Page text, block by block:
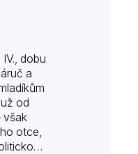
dobu
a
od
však
otce,